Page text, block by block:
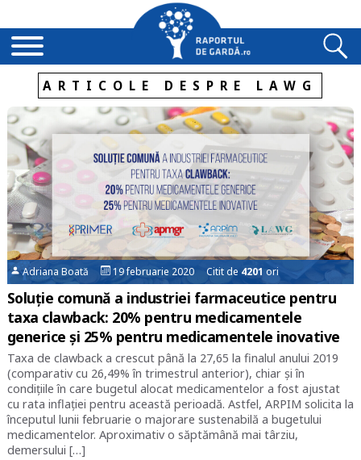
ARTICOLE DESPRE LAWG
Adriana Boată 19 februarie 2020 Citit de 4201 ori
Soluție comună a industriei farmaceutice pentru
taxa clawback: 20% pentru medicamentele
generice și 25% pentru medicamentele inovative
Taxa de clawback a crescut până la 27,65 la finalul anului 2019
(comparativ cu 26,49% în trimestrul anterior), chiar și în
condițiile în care bugetul alocat medicamentelor a fost ajustat
cu rata inflației pentru această perioadă. Astfel, ARPIM solicita la
începutul lunii februarie o majorare sustenabilă a bugetului
medicamentelor. Aproximativ o săptămână mai târziu,
demersului […]